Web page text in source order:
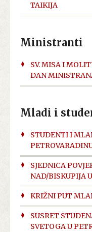
TAIKIJA
Ministranti
SV. MISA I
DAN
Mladi i
STUDENTI I
SJEDNICA
NAD/BISKUPIJA
KRIŽNI PUT
SUSRET
SVETOGA U